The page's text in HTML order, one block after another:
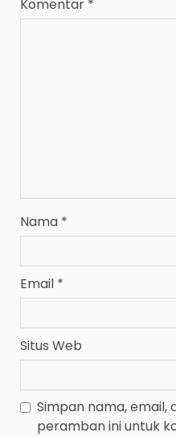
Komentar *
Nama *
Email *
Situs Web
Simpan nama, email,
peramban ini untuk